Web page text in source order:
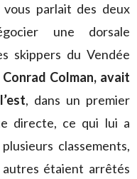
vous parlait des deux
une dorsale
skippers du Vendée
Colman, avait
, dans un premier
directe, ce qui lui a
classements,
autres étaient arrêtés